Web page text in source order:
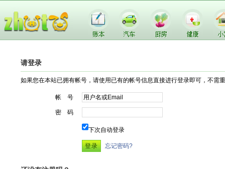
请登录
如果您在本站已拥有帐号，请使用已有的帐号信息直接进行登录即可，不需
帐 号
密 码
下次自动登录
忘记密码?